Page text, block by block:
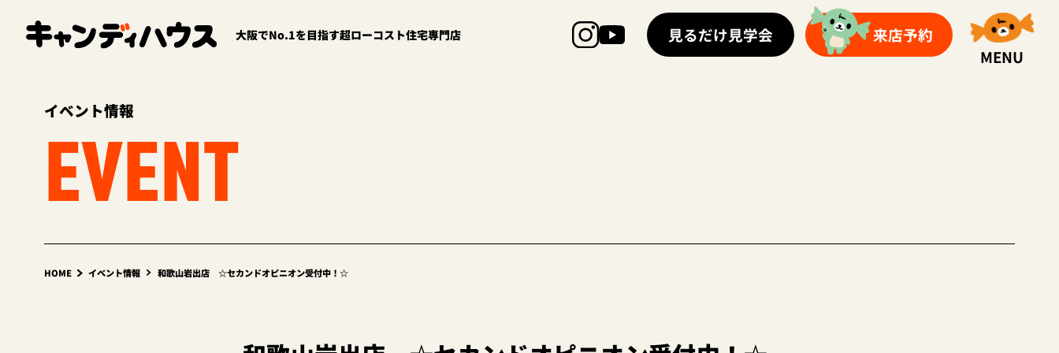
大阪でNo.1を目指す超ローコスト住宅専門店 見るだけ見学会
来店予約
MENU
イベント情報
EVENT
HOME イベント情報 和歌山岩出店 ☆セカンドオピニオン受付中！☆